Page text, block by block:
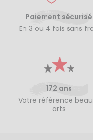
Paiement sécurisé
En 3 ou 4 fois sans
172 ans
Votre référence
arts